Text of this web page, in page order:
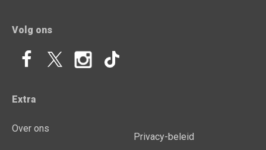
Volg ons
Extra
Over ons
Privacy-beleid